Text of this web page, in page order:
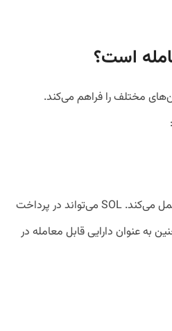
است؟
مختلف را فراهم می‌کند.
توکن اصلی سولانا است و به عنوان واحد پایه شبکه عمل می‌کند. SOL می‌تواند در پرداخت
به عنوان دارایی قابل معامله در